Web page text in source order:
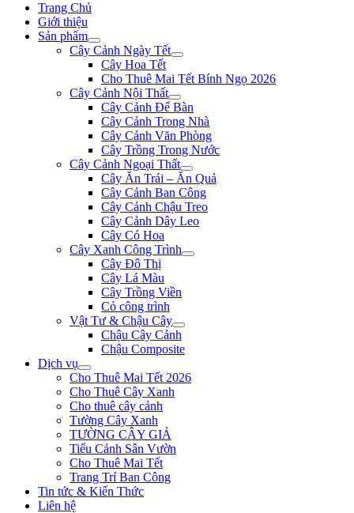
Trang Chủ
Giới thiệu
Sản phẩm
Cây Cảnh Ngày Tết
Cây Hoa Tết
Cho Thuê Mai Tết Bính Ngọ 2026
Cây Cảnh Nội Thất
Cây Cảnh Để Bàn
Cây Cảnh Trong Nhà
Cây Cảnh Văn Phòng
Cây Trồng Trong Nước
Cây Cảnh Ngoại Thất
Cây Ăn Trái – Ăn Quả
Cây Cảnh Ban Công
Cây Cảnh Chậu Treo
Cây Cảnh Dây Leo
Cây Có Hoa
Cây Xanh Công Trình
Cây Đô Thị
Cây Lá Màu
Cây Trồng Viền
Cỏ công trình
Vật Tư & Chậu Cây
Chậu Cây Cảnh
Chậu Composite
Dịch vụ
Cho Thuê Mai Tết 2026
Cho Thuê Cây Xanh
Cho thuê cây cảnh
Tường Cây Xanh
TƯỜNG CÂY GIẢ
Tiểu Cảnh Sân Vườn
Cho Thuê Mai Tết
Trang Trí Ban Công
Tin tức & Kiến Thức
Liên hệ